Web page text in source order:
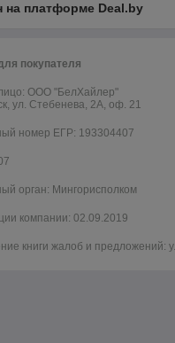
на платформе Deal.by
покупателя
ООО "БелХайлер"
ул. Стебенева, 2А, оф. 21
номер ЕГР: 193304407
орган: Мингорисполком
компании: 02.09.2019
книги жалоб и предложений: